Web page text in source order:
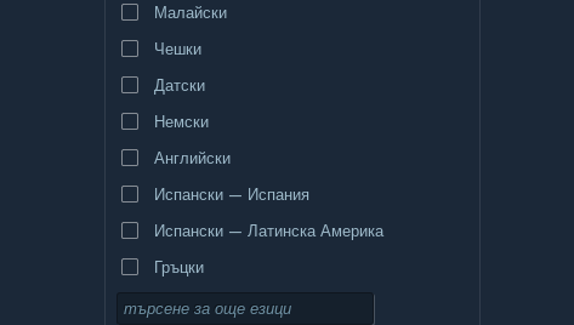
Малайски
Чешки
Датски
Немски
Английски
Испански — Испания
Испански — Латинска Америка
Гръцки